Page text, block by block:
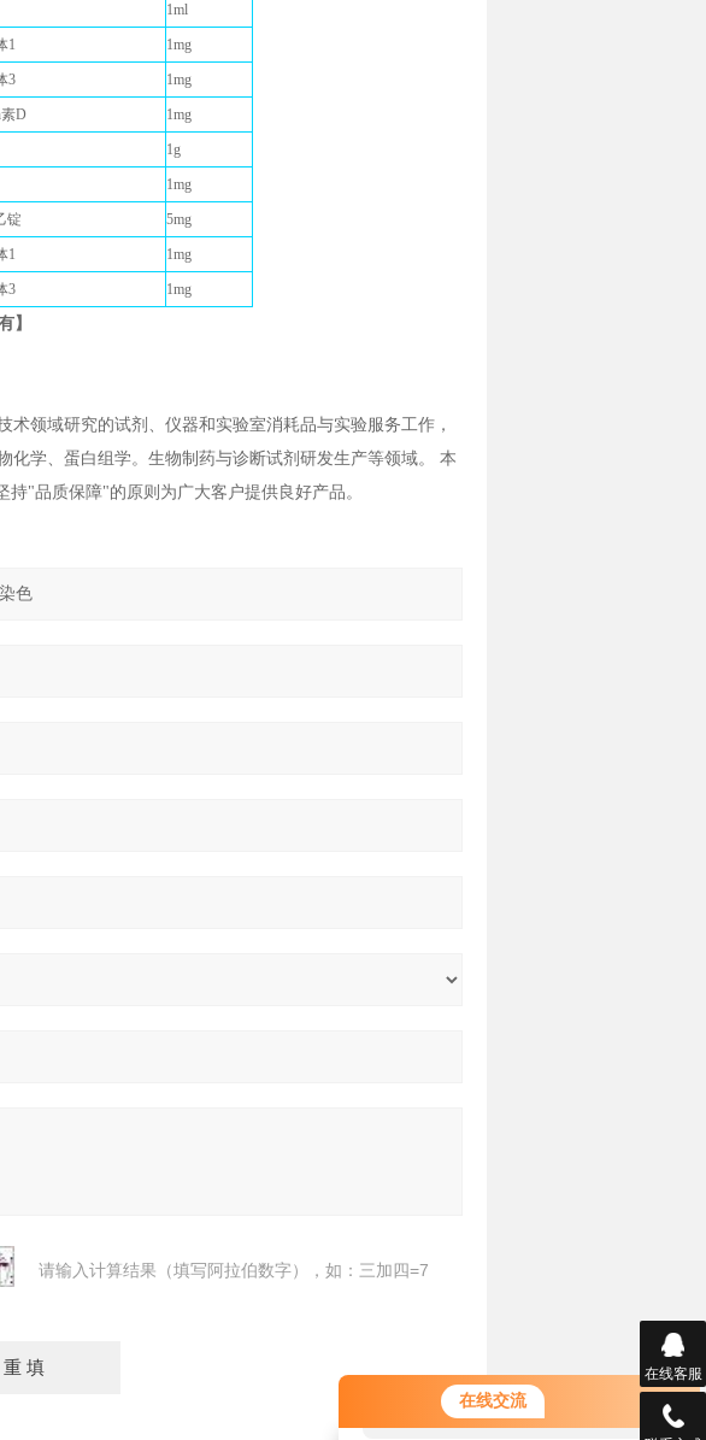
在线交流
您好！欢迎前来咨询，很高兴为您
服务，请问您要咨询什么问题呢？
1ml
1 1mg
3 1mg
D 1mg
1g
1mg
锭 5mg
1 1mg
3 1mg
】
领域研究的试剂、仪器和实验室消耗品与实验服务工作，
学、蛋白组学。生物制药与诊断试剂研发生产等领域。 本
"品质保障"的原则为广大客户提供良好产品。
请输入计算结果（填写阿拉伯数字），如：三加四=7
在线客服